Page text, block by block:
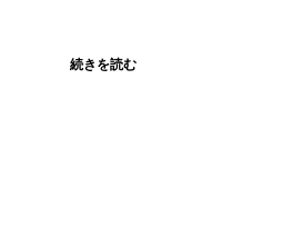
続きを読む